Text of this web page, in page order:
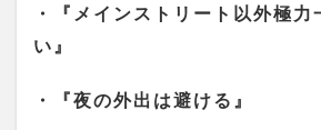
・『メインストリート以外極力
い』
・『夜の外出は避ける』